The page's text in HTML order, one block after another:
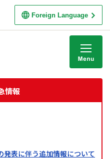
Foreign Language
情報
発表に伴う追加情報について